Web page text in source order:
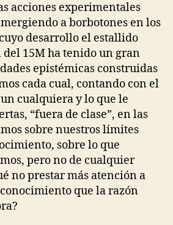
acciones experimentales
a borbotones en los
desarrollo el estallido
15M ha tenido un gran
epistémicas construidas
cada cual, contando con el
cualquiera y lo que le
“fuera de clase”, en las
sobre nuestros límites
sobre lo que
pero no de cualquier
no prestar más atención a
que la razón